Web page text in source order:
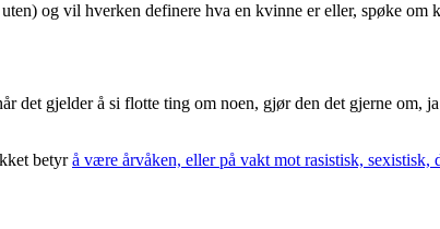
og vil hverken definere hva en kvinne er eller, spøke om
det gjelder å si flotte ting om noen, gjør den det gjerne om,
betyrå være årvåken, eller på vakt mot rasistisk, sexistisk,